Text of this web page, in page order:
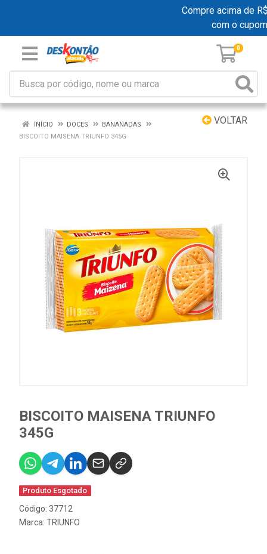
Compre acima de
com o
0
VOLTAR
INÍCIO DOCES
BANANADAS
BISCOITO MAISENA TRIUNFO 345G
BISCOITO MAISENA TRIUNFO
345G
Produto Esgotado
Código: 37712
Marca: TRIUNFO